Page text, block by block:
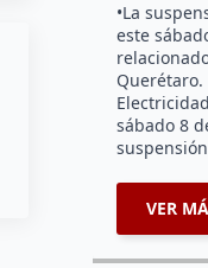
•La
este
Querétaro.
sábado 8
VER